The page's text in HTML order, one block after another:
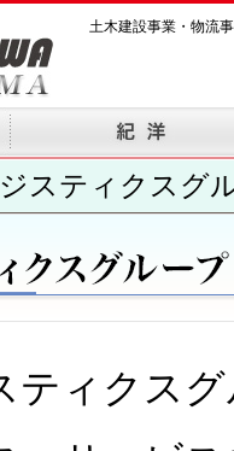
土木建設事業・物流
スティクスグ
ティクス